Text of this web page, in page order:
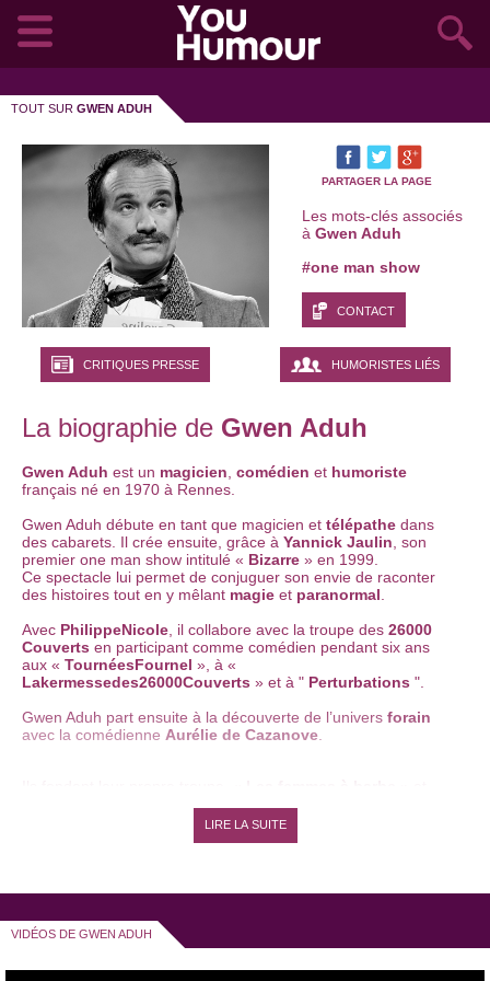
TOUT SUR GWEN ADUH
PARTAGER LA PAGE
Les mots-clés associés
à Gwen Aduh
#one man show
CONTACT
CRITIQUES PRESSE HUMORISTES LIÉS
La biographie de Gwen Aduh
Gwen Aduh est un magicien comédien et humoriste
français né en 1970 à Rennes.
Gwen Aduh débute en tant que magicien et télépathe dans
des cabarets. Il crée ensuite, grâce à Yannick Jaulin , son
premier one man show intitulé « Bizarre » en 1999.
Ce spectacle lui permet de conjuguer son envie de raconter
des histoires tout en y mêlant magie et paranormal
Avec PhilippeNicole , il collabore avec la troupe des 26000
Couverts en participant comme comédien pendant six ans
aux « TournéesFournel », à «
Lakermessedes26000Couverts » et à " Perturbations ".
Gwen Aduh part ensuite à la découverte de l’univers forain
avec la comédienne Aurélie de Cazanove
gélules 4 couleurs de M et Mme Li’». Dans le style de l’art
Pour la Compagnie des Femmes à Barbe, Gwen Aduh met en
créations comportent toujours une dose de surnaturel comme
du chamanisme ou des aliens.
LIRE LA SUITE
VIDÉOS DE GWEN ADUH